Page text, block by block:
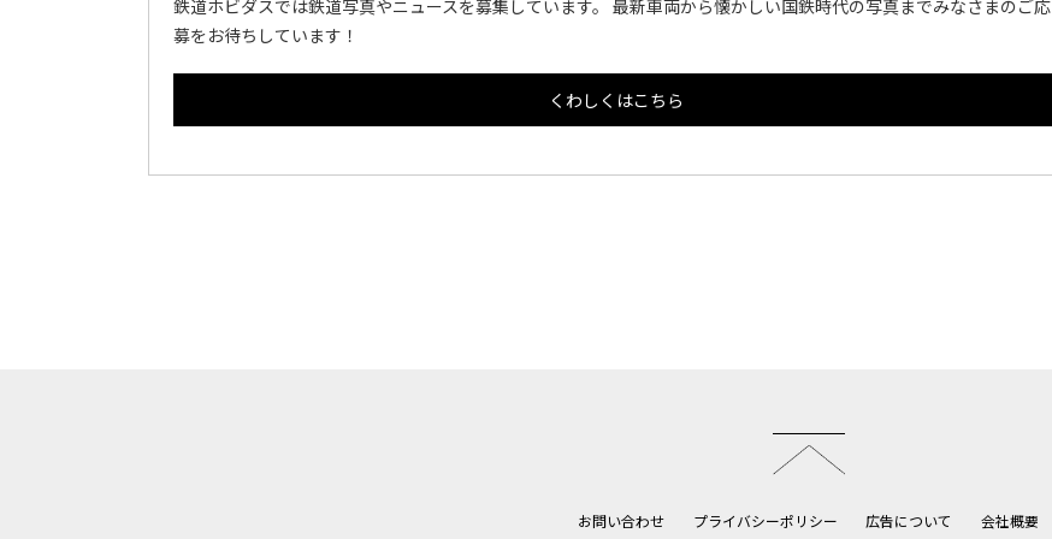
鉄道ホビダスでは鉄道写真やニュースを募集しています。 最新車両から懐かしい国鉄時代の写真までみなさまのご応
募をお待ちしています！
くわしくはこちら
お問い合わせ プライバシーポリシー 広告について
会社概要